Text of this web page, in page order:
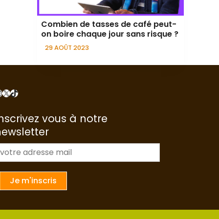
Combien de tasses de café peut-
on boire chaque jour sans risque ?
29 AOÛT 2023
X TikTok
vous à notre
Je m'inscris